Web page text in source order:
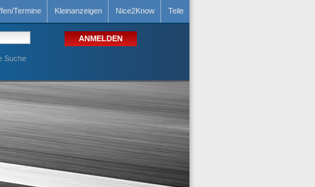
Termine Kleinanzeigen Nice2Know Teile
Suche